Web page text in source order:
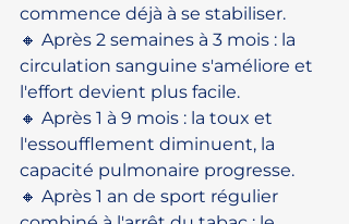
commence déjà à se stabiliser.
🔸 Après 2 semaines à 3 mois : la
circulation sanguine s'améliore et
l'effort devient plus facile.
🔸 Après 1 à 9 mois : la toux et
l'essoufflement diminuent, la
capacité pulmonaire progresse.
🔸 Après 1 an de sport régulier